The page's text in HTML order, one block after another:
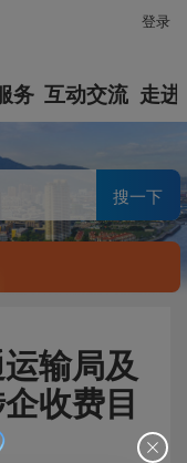
登录
务 互动交流 走进
搜一下
输局及
收费目